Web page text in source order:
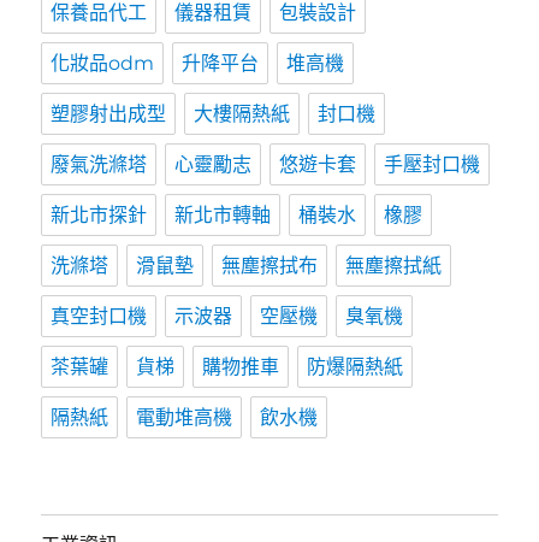
保養品代工 儀器租賃 包裝設計
化妝品odm 升降平台 堆高機
塑膠射出成型 大樓隔熱紙 封口機
廢氣洗滌塔 心靈勵志 悠遊卡套 手壓封口機
新北市探針 新北市轉軸 桶裝水 橡膠
洗滌塔 滑鼠墊 無塵擦拭布 無塵擦拭紙
真空封口機 示波器 空壓機 臭氧機
茶葉罐 貨梯 購物推車 防爆隔熱紙
隔熱紙 電動堆高機 飲水機